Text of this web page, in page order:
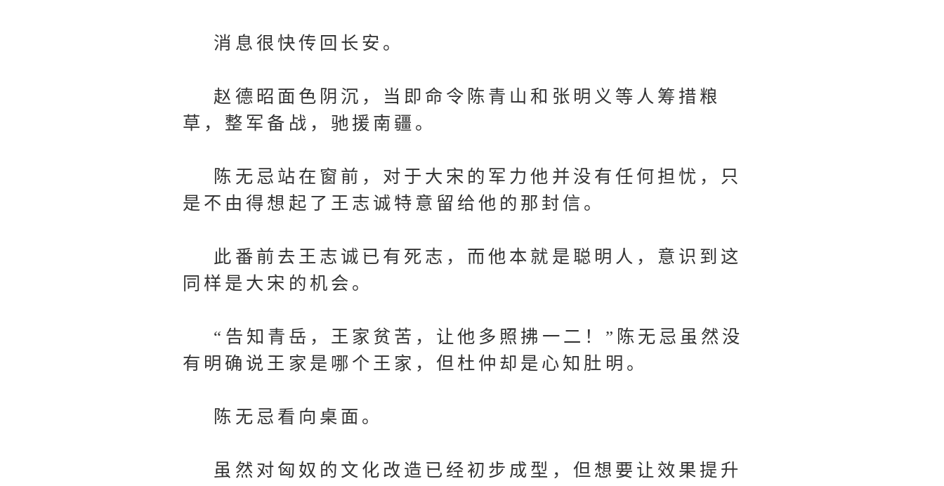
消息很快传回长安。
赵德昭面色阴沉，当即命令陈青山和张明义等人筹措粮
草，整军备战，驰援南疆。
陈无忌站在窗前，对于大宋的军力他并没有任何担忧，只
是不由得想起了王志诚特意留给他的那封信。
此番前去王志诚已有死志，而他本就是聪明人，意识到这
同样是大宋的机会。
“告知青岳，王家贫苦，让他多照拂一二！”陈无忌虽然没
有明确说王家是哪个王家，但杜仲却是心知肚明。
陈无忌看向桌面。
虽然对匈奴的文化改造已经初步成型，但想要让效果提升